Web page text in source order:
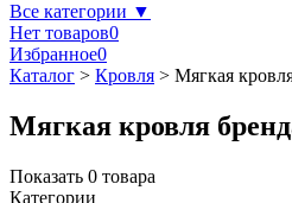
Все категории ▼
Нет товаров0
Избранное0
Каталог > Кровля > Мягкая
Мягкая кровля
Показать 0 товара
Категории